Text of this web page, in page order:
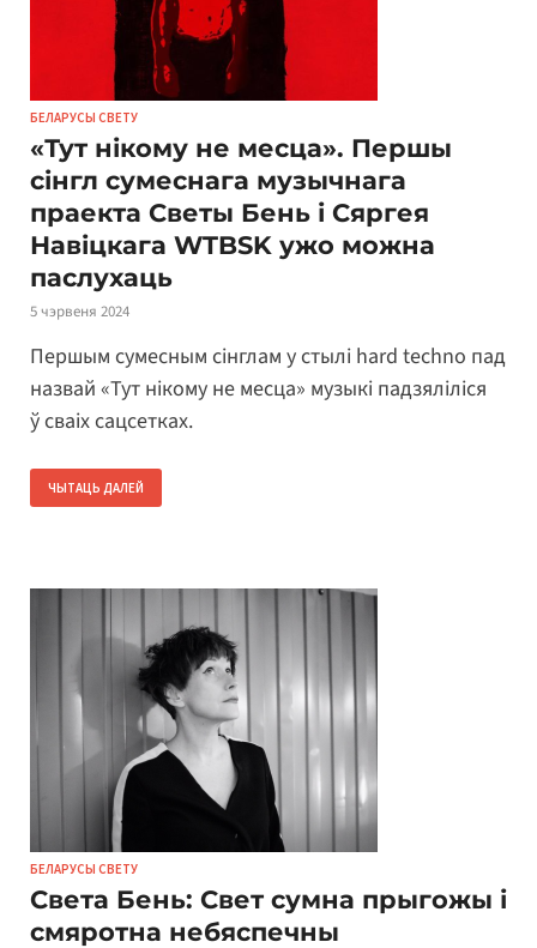
БЕЛАРУСЫ СВЕТУ
«Тут нікому не месца». Першы
сінгл сумеснага музычнага
праекта Светы Бень і Сяргея
Навіцкага WTBSK ужо можна
паслухаць
5 чэрвеня 2024
Першым сумесным сінглам у стылі hard techno пад
назвай «Тут нікому не месца» музыкі падзяліліся
ў сваіх сацсетках.
ЧЫТАЦЬ ДАЛЕЙ
БЕЛАРУСЫ СВЕТУ
Света Бень: Свет сумна прыгожы і
смяротна небяспечны